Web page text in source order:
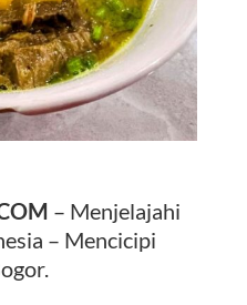
– Menjelajahi
– Mencicipi